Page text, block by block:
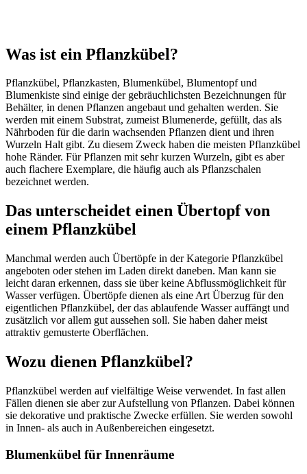
Was ist ein Pflanzkübel?
Pflanzkübel, Pflanzkasten, Blumenkübel, Blumentopf und
Blumenkiste sind einige der gebräuchlichsten Bezeichnungen für
Behälter, in denen Pflanzen angebaut und gehalten werden. Sie
werden mit einem Substrat, zumeist Blumenerde, gefüllt, das als
Nährboden für die darin wachsenden Pflanzen dient und ihren
Wurzeln Halt gibt. Zu diesem Zweck haben die meisten Pflanzkübel
hohe Ränder. Für Pflanzen mit sehr kurzen Wurzeln, gibt es aber
auch flachere Exemplare, die häufig auch als Pflanzschalen
bezeichnet werden.
Das unterscheidet einen Übertopf von
einem Pflanzkübel
Manchmal werden auch Übertöpfe in der Kategorie Pflanzkübel
angeboten oder stehen im Laden direkt daneben. Man kann sie
leicht daran erkennen, dass sie über keine Abflussmöglichkeit für
Wasser verfügen. Übertöpfe dienen als eine Art Überzug für den
eigentlichen Pflanzkübel, der das ablaufende Wasser auffängt und
zusätzlich vor allem gut aussehen soll. Sie haben daher meist
attraktiv gemusterte Oberflächen.
Wozu dienen Pflanzkübel?
Pflanzkübel werden auf vielfältige Weise verwendet. In fast allen
Fällen dienen sie aber zur Aufstellung von Pflanzen. Dabei können
sie dekorative und praktische Zwecke erfüllen. Sie werden sowohl
in Innen- als auch in Außenbereichen eingesetzt.
Blumenkübel für Innenräume